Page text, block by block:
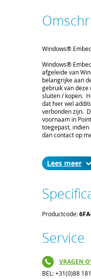
Windows®
Windows®
afgeleide van
belangrijke aan
gebruik van deze
sluiten / kopen.
dat hier wel
verbonden zijn.
voornaam in
toegepast,
dan contact op
Lees
Productcode:
Service
VRAGEN
BEL: +31(0)88